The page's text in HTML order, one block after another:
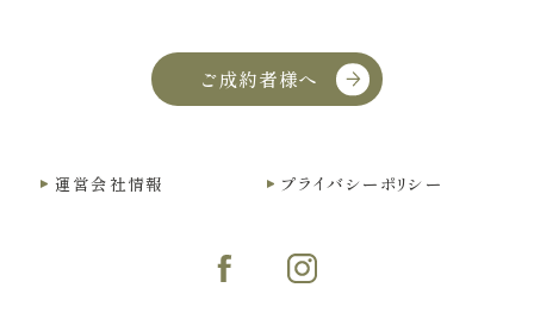
ご成約者様へ
運営会社情報 プライバシーポリシー